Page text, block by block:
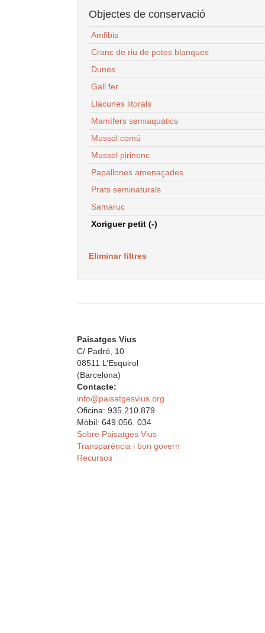
Objectes de conservació
Amfibis
Cranc de riu de potes blanques
Dunes
Gall fer
Llacunes litorals
Mamífers semiaquàtics
Mussol comú
Mussol pirinenc
Papallones amenaçades
Prats seminaturals
Samaruc
Xoriguer petit (-)
Eliminar filtres
Paisatges Vius
C/ Padró, 10
08511 L’Esquirol
(Barcelona)
Contacte:
info@paisatgesvius.org
Oficina: 935.210.879
Mòbil: 649.056. 034
Sobre Paisatges Vius
Transparència i bon govern
Recursos